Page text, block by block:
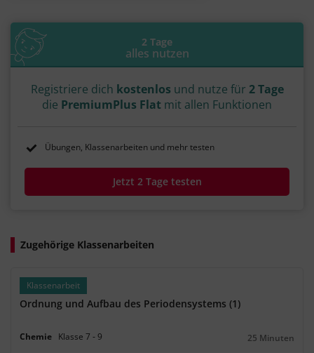
2 Tage
alles nutzen
Registriere dich kostenlos und nutze für 2 Tage
die PremiumPlus Flat mit allen Funktionen
Übungen, Klassenarbeiten und mehr testen
Jetzt 2 Tage testen
Zugehörige Klassenarbeiten
Klassenarbeit
Ordnung und Aufbau des Periodensystems (1)
Chemie Klasse 7 ‐9
Dauer:
25 Minuten